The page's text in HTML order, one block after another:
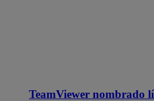
TeamViewer nombrado